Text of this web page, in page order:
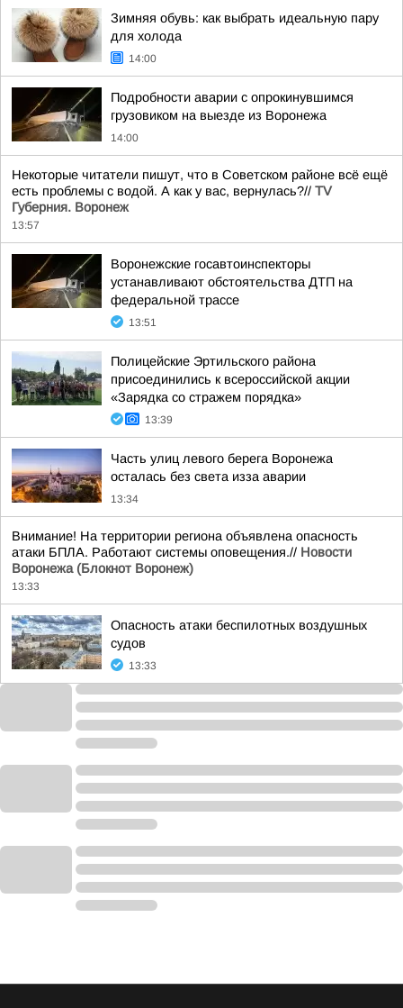
Зимняя обувь: как выбрать идеальную пару
для холода
14:00
Подробности аварии с опрокинувшимся
грузовиком на выезде из Воронежа
14:00
Некоторые читатели пишут, что в Советском районе всё ещё
есть проблемы с водой. А как у вас, вернулась?// TV
Губерния. Воронеж
13:57
Воронежские госавтоинспекторы
устанавливают обстоятельства ДТП на
федеральной трассе
13:51
Полицейские Эртильского района
присоединились к всероссийской акции
«Зарядка со стражем порядка»
13:39
Часть улиц левого берега Воронежа
осталась без света изза аварии
13:34
Внимание! На территории региона объявлена опасность
атаки БПЛА. Работают системы оповещения.// Новости
Воронежа (Блокнот Воронеж)
13:33
Опасность атаки беспилотных воздушных
судов
13:33